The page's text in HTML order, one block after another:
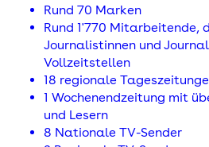
Rund 70 Marken
Rund 1'770 Mitarbeitende,
Journalistinnen und
Vollzeitstellen
18 regionale
1 Wochenendzeitung mit
und Lesern
8 Nationale TV-Sender